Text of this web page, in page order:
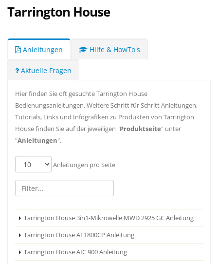
Tarrington House
Anleitungen Hilfe & HowTo's
Aktuelle Fragen
Hier finden Sie oft gesuchte Tarrington House
Bedienungsanleitungen. Weitere Schritt für Schritt Anleitungen,
Tutorials, Links und Infografiken zu Produkten von Tarrington
House finden Sie auf der jeweiligen "Produktseite" unter
"Anleitungen".
Anleitungen pro Seite
Tarrington House 3in1-Mikrowelle MWD 2925 GC Anleitung
Tarrington House AF1800CP Anleitung
Tarrington House AIC 900 Anleitung